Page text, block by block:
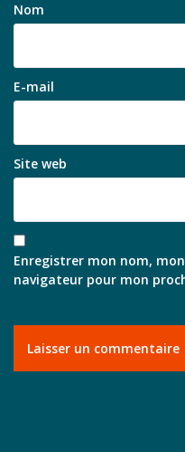
Nom
E-mail
Site web
Enregistrer mon nom,
navigateur pour mon